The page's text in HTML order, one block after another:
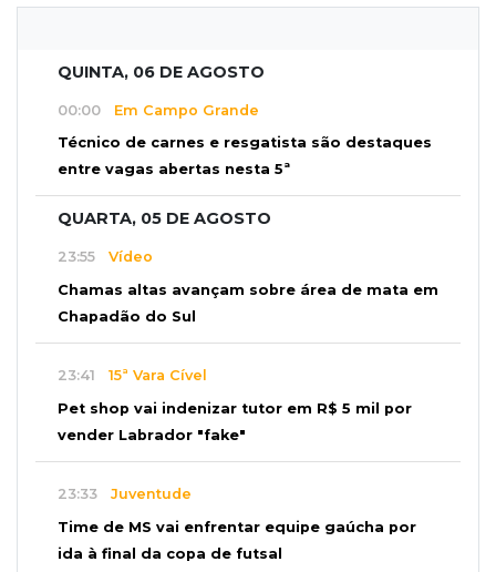
QUINTA, 06 DE AGOSTO
00:00 Em Campo Grande
Técnico de carnes e resgatista são destaques
entre vagas abertas nesta 5ª
QUARTA, 05 DE AGOSTO
23:55 Vídeo
Chamas altas avançam sobre área de mata em
Chapadão do Sul
23:41 15ª Vara Cível
Pet shop vai indenizar tutor em R$ 5 mil por
vender Labrador "fake"
23:33 Juventude
Time de MS vai enfrentar equipe gaúcha por
ida à final da copa de futsal